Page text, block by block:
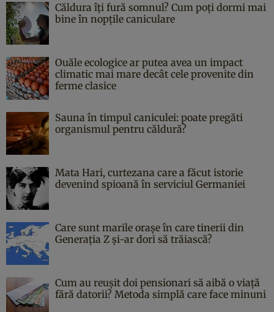
Căldura îți fură somnul? Cum poți dormi mai
bine în nopțile caniculare
Ouăle ecologice ar putea avea un impact
climatic mai mare decât cele provenite din
ferme clasice
Sauna în timpul caniculei: poate pregăti
organismul pentru căldură?
Mata Hari, curtezana care a făcut istorie
devenind spioană în serviciul Germaniei
Care sunt marile orașe în care tinerii din
Generația Z și-ar dori să trăiască?
Cum au reușit doi pensionari să aibă o viață
fără datorii? Metoda simplă care face minuni